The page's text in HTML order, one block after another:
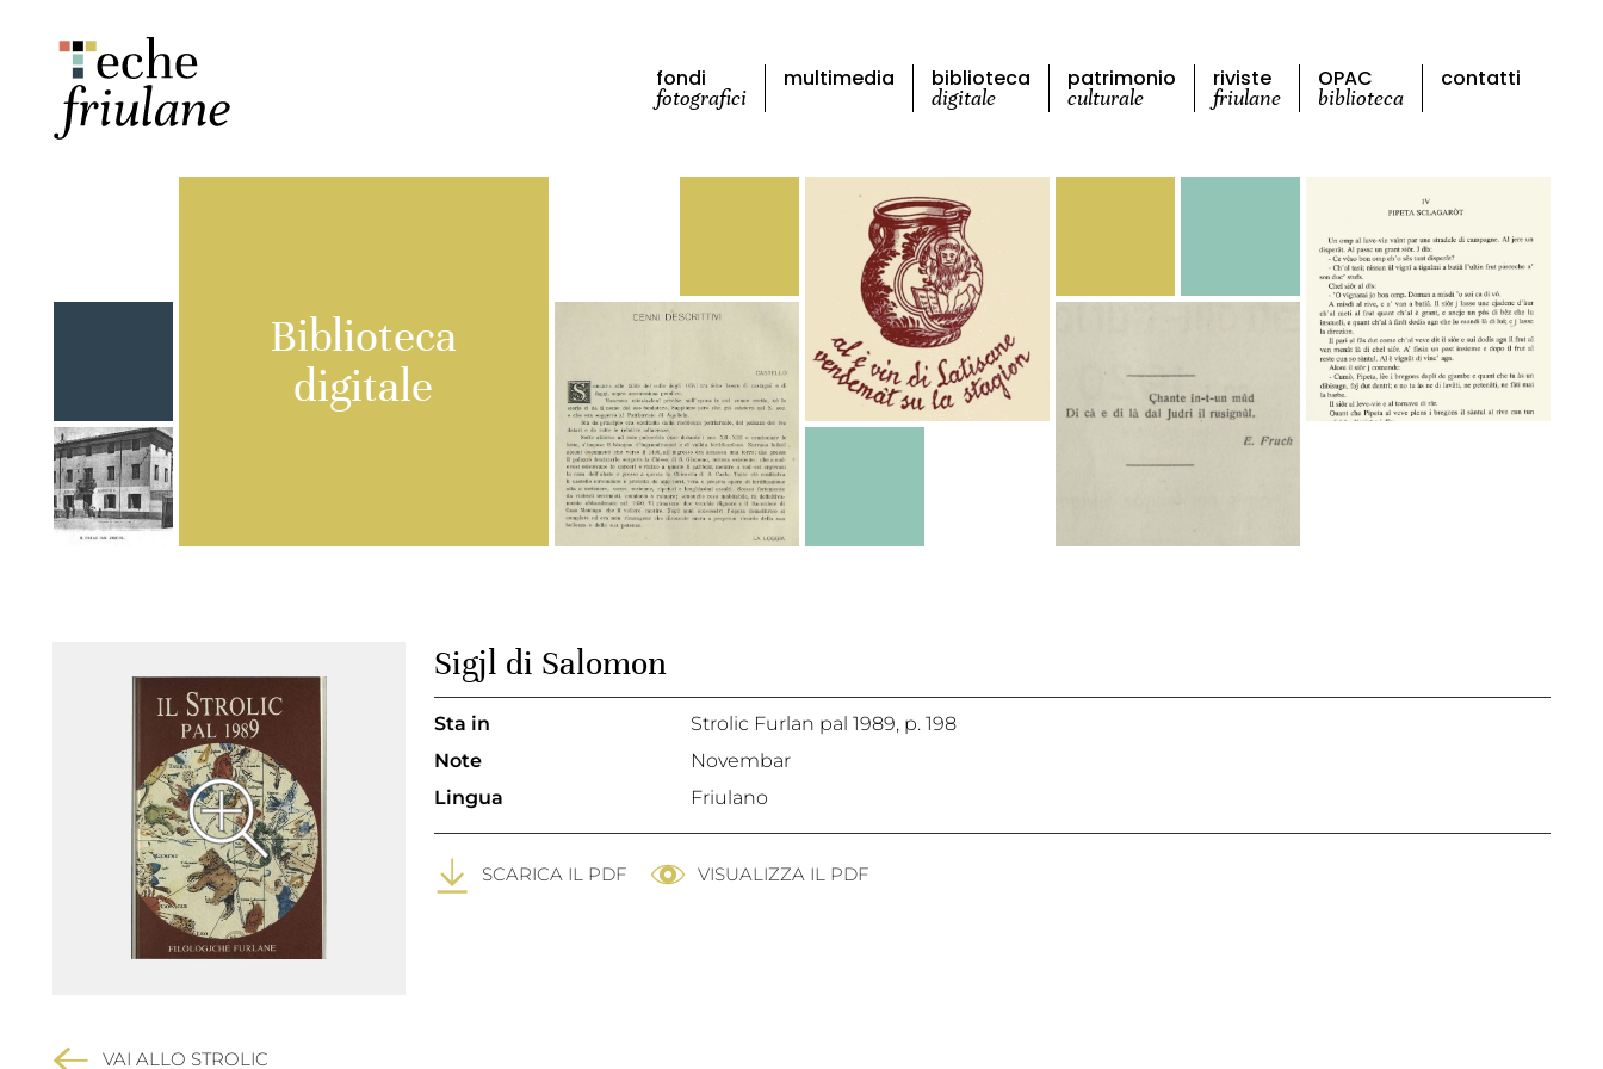
fondi
fotografici
multimedia biblioteca
digitale
patrimonio
culturale
riviste
friulane
OPAC
biblioteca
contatti
Biblioteca
digitale
VAI ALLO STROLIC
Sigjl di Salomon
Sta in Strolic Furlan pal 1989, p. 198
Note
Novembar
Lingua
Friulano
SCARICA IL PDF VISUALIZZA IL PDF